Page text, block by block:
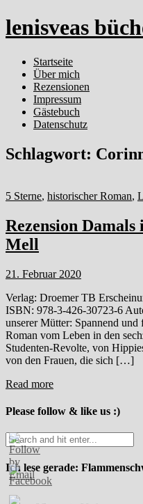
lenisveas
Startseite
Über mich
Rezensionen
Impressum
Gästebuch
Datenschutz
Schlagwort:
5 Sterne, historischer Roman,
Rezension
Mell
21. Februar 2020
Verlag: Droemer TB
ISBN: 978-3-426-30723-6
unserer Mütter: Spannend
Roman vom Leben in den
Studenten-Revolte, von
von den Frauen, die sich […]
Read more
Please follow & like us :)
Ich lese gerade: